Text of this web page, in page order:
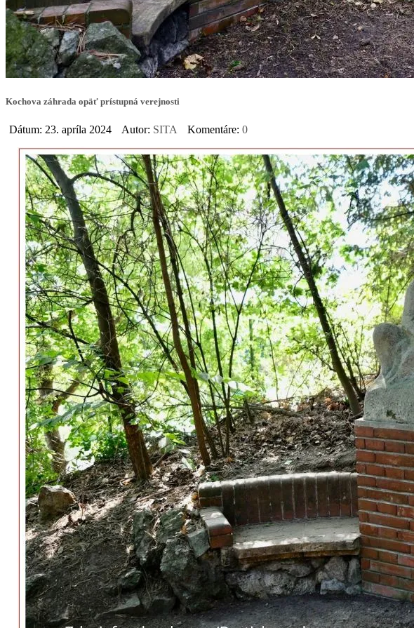
Kochova záhrada opäť prístupná verejnosti
Dátum: 23. apríla 2024 Autor: SITA Komentáre: 0